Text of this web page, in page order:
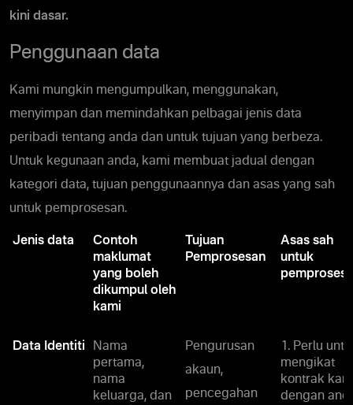
kini dasar.
Penggunaan data
Kami mungkin mengumpulkan, menggunakan,
menyimpan dan memindahkan pelbagai jenis data
peribadi tentang anda dan untuk tujuan yang berbeza.
Untuk kegunaan anda, kami membuat jadual dengan
kategori data, tujuan penggunaannya dan asas yang sah
untuk pemprosesan.
Jenis data
Contoh
maklumat
yang boleh
dikumpul oleh
kami
Tujuan
Pemprosesan
Asas sah
untuk
Data Identiti
Nama
pertama,
nama
keluarga, dan
Pengurusan
akaun,
pencegahan
1. Perlu
mengikat
kontrak
dengan